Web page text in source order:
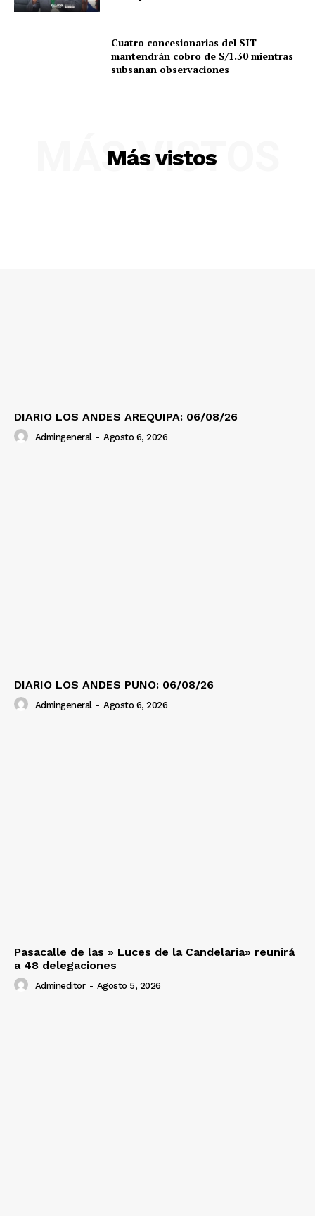
SUSCRIBETE
Cuatro concesionarias del SIT
mantendrán cobro de S/1.30 mientras
subsanan observaciones
Más vistos
MÁS VISTOS
DIARIO LOS ANDES AREQUIPA: 06/08/26
Admingeneral - Agosto 6, 2026
DIARIO LOS ANDES PUNO: 06/08/26
Admingeneral - Agosto 6, 2026
Pasacalle de las » Luces de la Candelaria» reunirá
a 48 delegaciones
Admineditor - Agosto 5, 2026